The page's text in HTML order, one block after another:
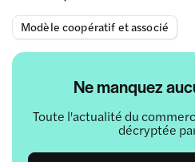
Modèle coopératif et associé
Ne manquez
Toute l'actualité du
décryptée